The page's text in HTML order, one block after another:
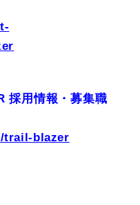
採用情報・募集職
trail-blazer